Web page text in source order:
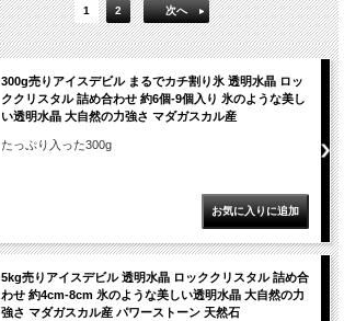
1 2 次へ
300g売りアイスデビル まるでカチ割り氷 透明水晶 ロッ
ククリスタル 詰め合わせ 約6個-9個入り 氷のような美し
い透明水晶 大自然の力強さ マダガスカル産
たっぷり入った300g
5kg売りアイスデビル 透明水晶 ロッククリスタル 詰め合
わせ 約4cm-8cm 氷のような美しい透明水晶 大自然の力
強さ マダガスカル産 パワーストーン 天然石